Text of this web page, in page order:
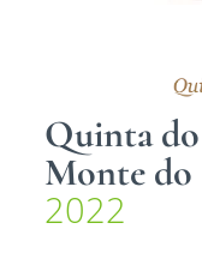
Quinta
Monte
2022